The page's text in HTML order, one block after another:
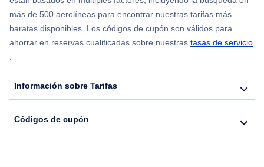
Flights from Chicago to Delhi
Flights from Nueva York to Seúl
Flights from Nueva York to Barcelona
más de 500 aerolíneas para encontrar nuestras tarifas más
baratas disponibles. Los códigos de cupón son válidos para
ahorrar en reservas cualificadas sobre nuestras tasas de servicio
.
Información sobre Tarifas
Códigos de cupón